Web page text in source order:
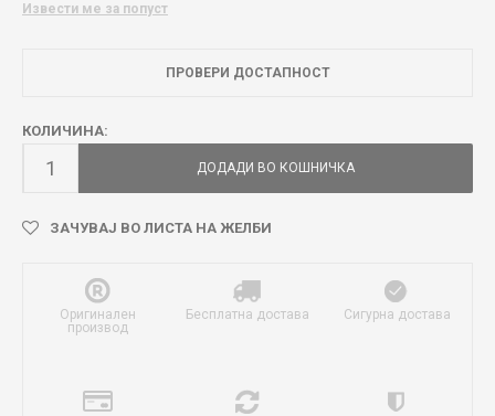
Извести ме за попуст
ПРОВЕРИ ДОСТАПНОСТ
КОЛИЧИНА:
ДОДАДИ ВО КОШНИЧКА
ЗАЧУВАЈ ВО ЛИСТА НА ЖЕЛБИ
Оригинален
производ
Бесплатна достава Сигурна достава